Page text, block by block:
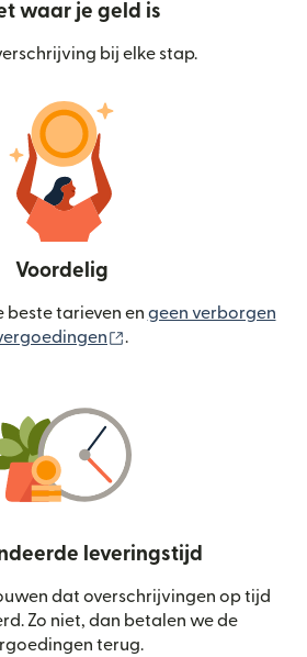
waar je geld is
bij elke stap.
Voordelig
beste tarieven en geen verborgen
.
leveringstijd
dat overschrijvingen op tijd
Zo niet, dan betalen we de
terug.